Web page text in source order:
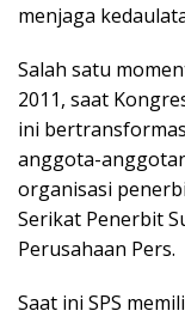
menjaga
Salah satu
2011, saat
ini
anggota-
organisasi
Serikat Penerbit
Perusahaan Pers.
Saat ini SPS